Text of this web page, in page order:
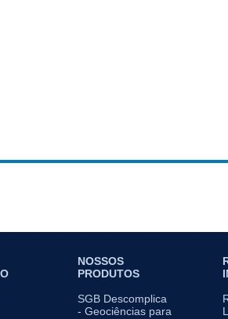
NOSSOS
PRODUTOS
SGB Descomplica
- Geociências para